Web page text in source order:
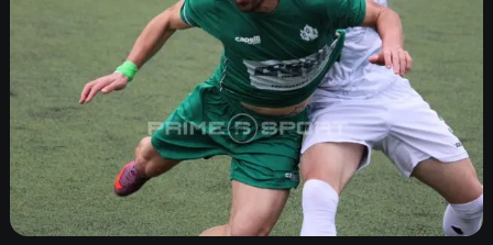
Α2 ΕΠΣΗ
Β1 ΕΠΣΗ
Β2 ΕΠΣΗ